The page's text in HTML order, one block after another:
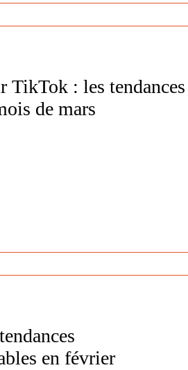
TikTok : les tendances
de mars
en février